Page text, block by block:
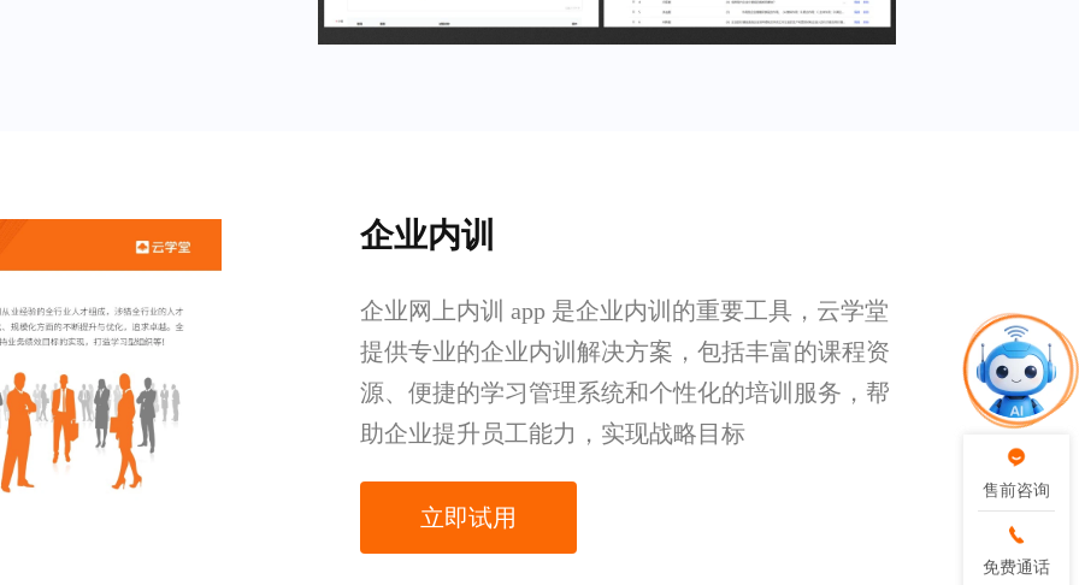
售前咨询
免费通话
企业内训
企业网上内训 app 是企业内训的重要工具，云学堂
提供专业的企业内训解决方案，包括丰富的课程资
源、便捷的学习管理系统和个性化的培训服务，帮
助企业提升员工能力，实现战略目标
立即试用
售前咨询
免费通话